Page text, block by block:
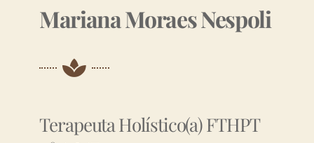
Mariana Moraes Nespoli
Terapeuta Holístico(a) FTHPT